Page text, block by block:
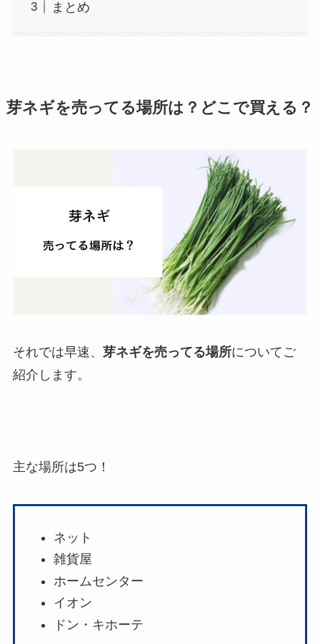
まとめ
芽ネギを売ってる場所は？どこで買える？
それでは早速、 芽ネギを売ってる場所についてご
紹介します。
主な場所は5つ！
ネット
雑貨屋
ホームセンター
イオン
ドン・キホーテ